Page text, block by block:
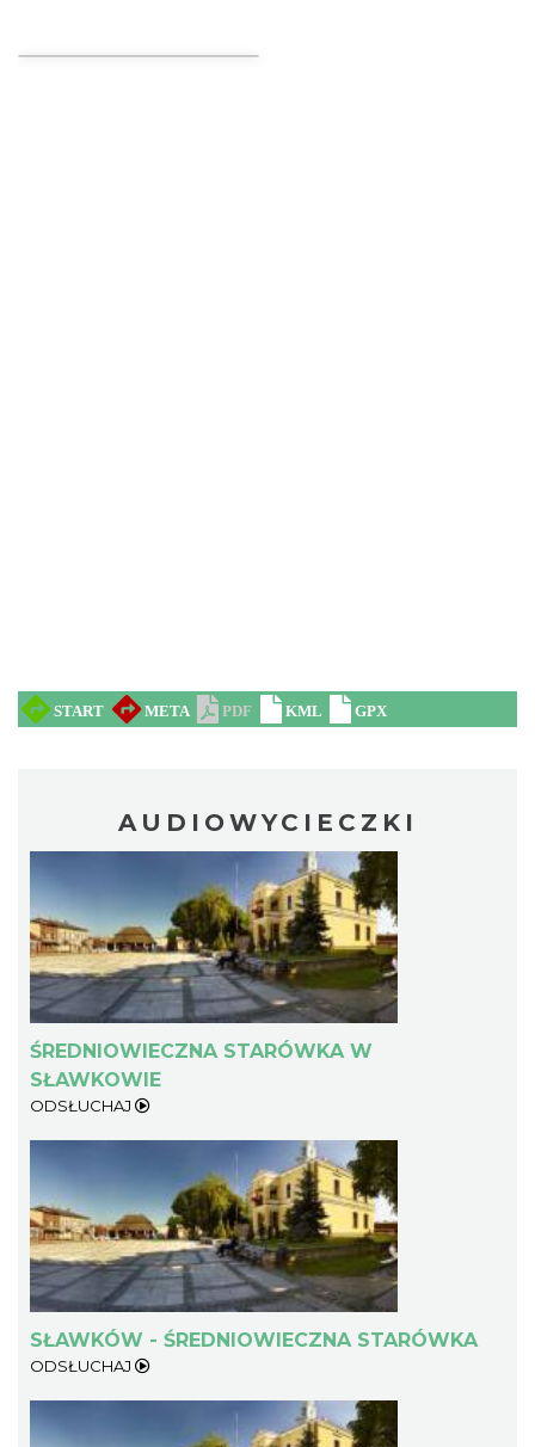
AUDIOWYCIECZKI
ŚREDNIOWIECZNA STARÓWKA W
SŁAWKOWIE
ODSŁUCHAJ
SŁAWKÓW - ŚREDNIOWIECZNA STARÓWKA
ODSŁUCHAJ